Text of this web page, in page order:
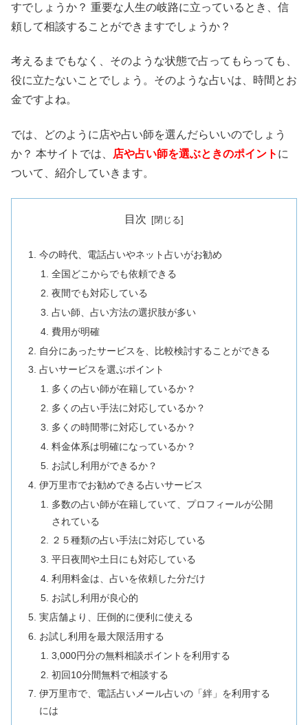
すでしょうか？ 重要な人生の岐路に立っているとき、信
頼して相談することができますでしょうか？
考えるまでもなく、そのような状態で占ってもらっても、
役に立たないことでしょう。そのような占いは、時間とお
金ですよね。
では、どのように店や占い師を選んだらいいのでしょう
か？ 本サイトでは、
店や占い師を選ぶときのポイント に
ついて、紹介していきます。
目次
今の時代、電話占いやネット占いがお勧め
全国どこからでも依頼できる
夜間でも対応している
占い師、占い方法の選択肢が多い
費用が明確
自分にあったサービスを、比較検討することができる
占いサービスを選ぶポイント
多くの占い師が在籍しているか？
多くの占い手法に対応しているか？
多くの時間帯に対応しているか？
料金体系は明確になっているか？
お試し利用ができるか？
伊万里市でお勧めできる占いサービス
多数の占い師が在籍していて、プロフィールが公開
されている
２５種類の占い手法に対応している
平日夜間や土日にも対応している
利用料金は、占いを依頼した分だけ
お試し利用が良心的
実店舗より、圧倒的に便利に使える
お試し利用を最大限活用する
3,000円分の無料相談ポイントを利用する
初回10分間無料で相談する
伊万里市で、電話占いメール占いの「絆」を利用する
には